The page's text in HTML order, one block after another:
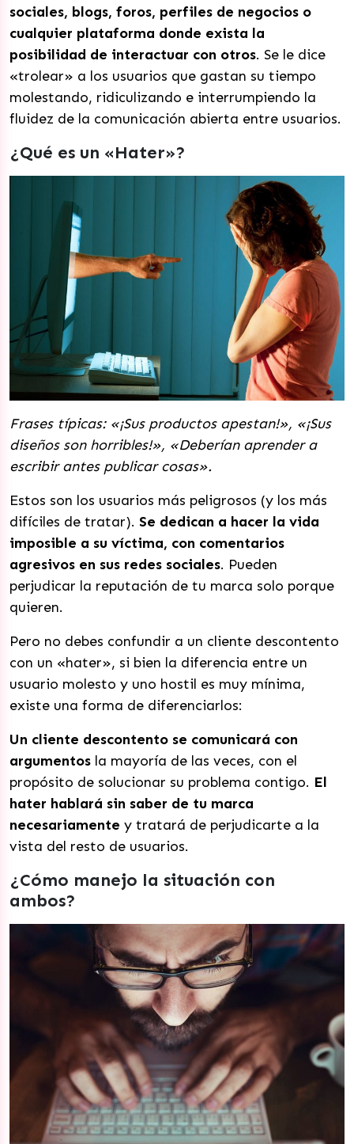
sociales, blogs, foros, perfiles de negocios o
cualquier plataforma donde exista la
posibilidad de interactuar con otros. Se le dice
«trolear» a los usuarios que gastan su tiempo
molestando, ridiculizando e interrumpiendo la
fluidez de la comunicación abierta entre usuarios.
¿Qué es un «Hater»?
Frases típicas: «¡Sus productos apestan!», «¡Sus
diseños son horribles!», «Deberían aprender a
escribir antes publicar cosas».
Estos son los usuarios más peligrosos (y los más
difíciles de tratar). Se dedican a hacer la vida
imposible a su víctima, con comentarios
agresivos en sus redes sociales. Pueden
perjudicar la reputación de tu marca solo porque
quieren.
Pero no debes confundir a un cliente descontento
con un «hater», si bien la diferencia entre un
usuario molesto y uno hostil es muy mínima,
existe una forma de diferenciarlos:
Un cliente descontento se comunicará con
argumentos la mayoría de las veces, con el
propósito de solucionar su problema contigo. El
hater hablará sin saber de tu marca
necesariamente y tratará de perjudicarte a la
vista del resto de usuarios.
¿Cómo manejo la situación con
ambos?